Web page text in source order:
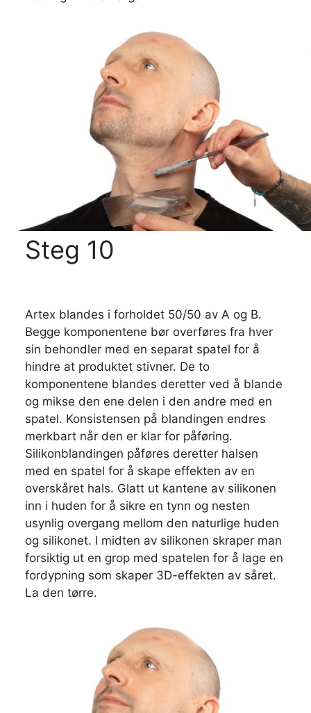
Steg 10
Artex blandes i forholdet 50/50 av A og B.
Begge komponentene bør overføres fra hver
sin behondler med en separat spatel for å
hindre at produktet stivner. De to
komponentene blandes deretter ved å blande
og mikse den ene delen i den andre med en
spatel. Konsistensen på blandingen endres
merkbart når den er klar for påføring.
Silikonblandingen påføres deretter halsen
med en spatel for å skape effekten av en
overskåret hals. Glatt ut kantene av silikonen
inn i huden for å sikre en tynn og nesten
usynlig overgang mellom den naturlige huden
og silikonet. I midten av silikonen skraper man
forsiktig ut en grop med spatelen for å lage en
fordypning som skaper 3D-effekten av såret.
La den tørre.